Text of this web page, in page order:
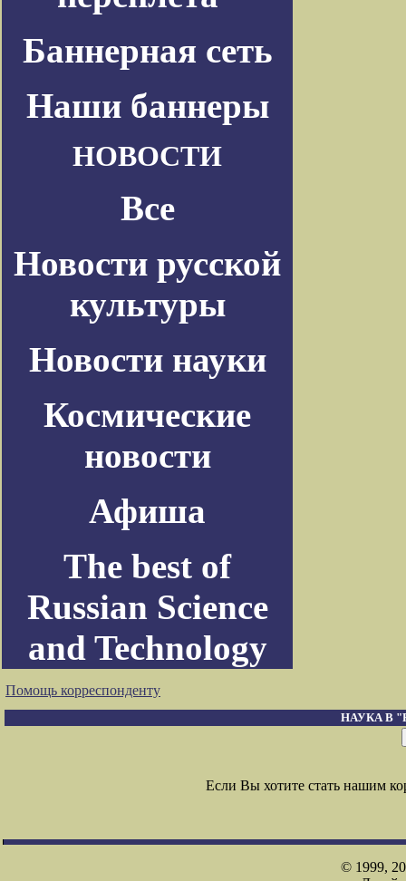
Баннерная сеть
Наши баннеры
НОВОСТИ
Все
Новости русской
культуры
Новости науки
Космические
новости
Афиша
The best of
Russian Science
and Technology
Помощь корреспонденту
НАУКА В
Если Вы хотите стать нашим
© 1999,